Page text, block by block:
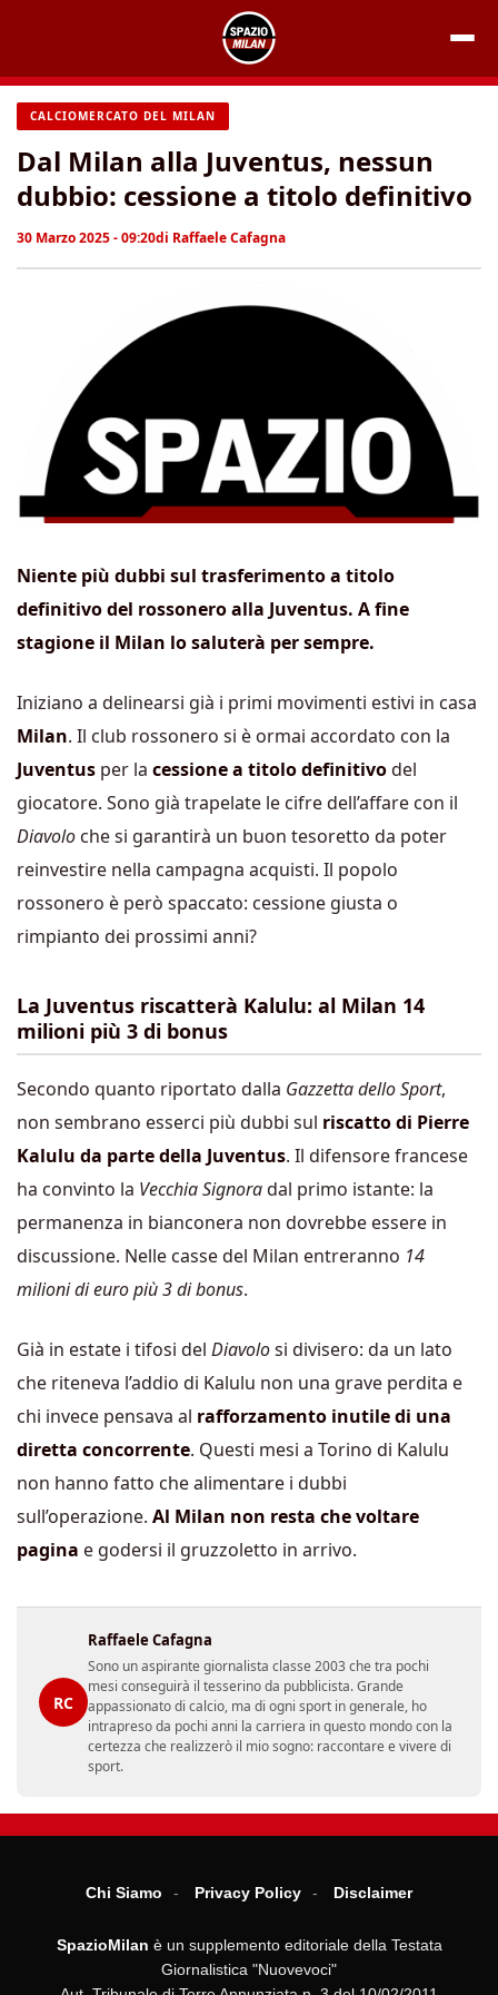
contenuto
CALCIOMERCATO DEL MILAN
Dal Milan alla Juventus, nessun
dubbio: cessione a titolo definitivo
30 Marzo 2025 - 09:20di Raffaele Cafagna
Niente più dubbi sul trasferimento a titolo
definitivo del rossonero alla Juventus. A fine
stagione il Milan lo saluterà per sempre.
Iniziano a delinearsi già i primi movimenti estivi in casa
Milan. Il club rossonero si è ormai accordato con la
Juventus per la cessione a titolo definitivodel
giocatore. Sono già trapelate le cifre dell’affare con il
Diavolo che si garantirà un buon tesoretto da poter
reinvestire nella campagna acquisti. Il popolo
rossonero è però spaccato: cessione giusta o
rimpianto dei prossimi anni?
La Juventus riscatterà Kalulu: al Milan 14
milioni più 3 di bonus
Secondo quanto riportato dalla Gazzetta dello Sport,
non sembrano esserci più dubbi sul riscatto di Pierre
Kalulu da parte della Juventus. Il difensore francese
ha convinto la Vecchia Signoradal primo istante: la
permanenza in bianconera non dovrebbe essere in
discussione. Nelle casse del Milan entreranno 14
milioni di euro più 3 di bonus.
Già in estate i tifosi del Diavolosi divisero: da un lato
che riteneva l’addio di Kalulu non una grave perdita e
chi invece pensava al rafforzamento inutile di una
diretta concorrente. Questi mesi a Torino di Kalulu
non hanno fatto che alimentare i dubbi
sull’operazione. Al Milan non resta che voltare
pagina e godersi il gruzzoletto in arrivo.
RC
Raffaele Cafagna
Sono un aspirante giornalista classe 2003 che tra pochi
mesi conseguirà il tesserino da pubblicista. Grande
appassionato di calcio, ma di ogni sport in generale, ho
intrapreso da pochi anni la carriera in questo mondo con la
certezza che realizzerò il mio sogno: raccontare e vivere di
sport.
Chi Siamo Privacy Policy Disclaimer
SpazioMilan è un supplemento editoriale della Testata
Giornalistica "Nuovevoci"